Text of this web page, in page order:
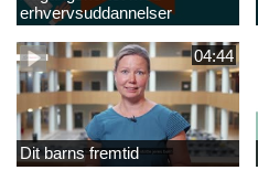
erhvervsuddannelser
04:44
Dit barns fremtid